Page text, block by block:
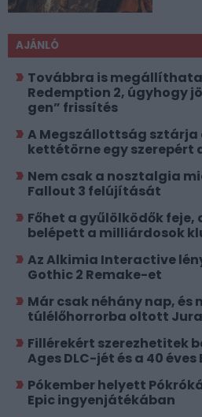
AJÁNLÓ
Továbbra is
Redemption 2, úgyhogy
gen” frissítés
A Megszállottság
kettétörne egy szerepért
Nem csak a nosztalgia
Fallout 3 felújítását
Főhet a gyűlölködők feje,
belépett a milliárdosok
Az Alkimia Interactive
Gothic 2 Remake-et
Már csak néhány nap, és
túlélőhorrorba oltott
Fillérekért szerezhetitek
Ages DLC-jét és a 40
Pókember helyett
Epic ingyenjátékában